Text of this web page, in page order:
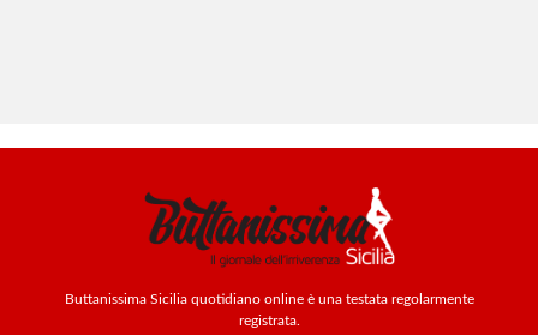
Buttanissima Sicilia quotidiano online è una testata regolarmente
registrata.